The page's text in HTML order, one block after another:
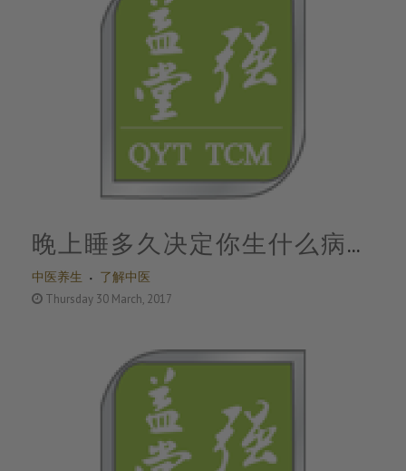
中医养生 了解中医
晚上睡多久决定你生什么病！
最好的睡眠时长是…
Thursday 30 March, 2017